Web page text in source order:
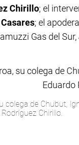
Chirillo; el
; el
Gas del Sur,
colega de Chubut,
Chirillo.